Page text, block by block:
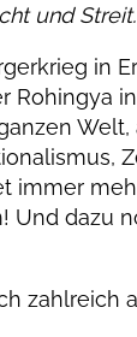
und Streit.
in
Rohingya
immer
Und dazu
zahlreich